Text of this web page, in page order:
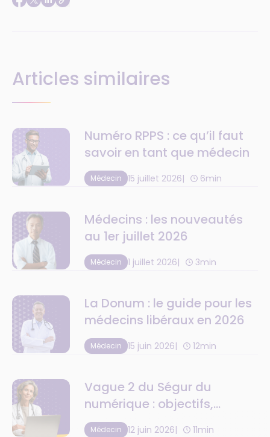
Articles similaires
Numéro RPPS : ce qu’il faut
savoir en tant que médecin
Médecin 15 juillet 2026 6min
Médecins : les nouveautés
au 1er juillet 2026
Médecin 1 juillet 2026 3min
La Donum : le guide pour les
médecins libéraux en 2026
Médecin 15 juin 2026 12min
Vague 2 du Ségur du
numérique : objectifs,
calendrier et financement
Médecin 12 juin 2026 11min